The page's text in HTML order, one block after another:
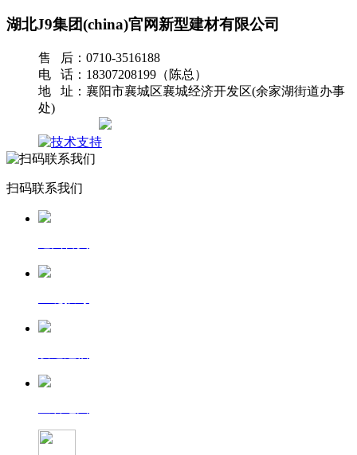
湖北J9集团(china)官网新型建材有限公司
售 后：0710-3516188
电 话：18307208199（陈总）
地 址：襄阳市襄城区襄城经济开发区(余家湖街道办事
处)
扫码联系我们